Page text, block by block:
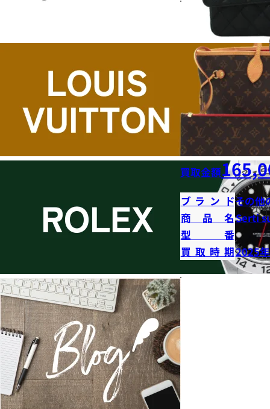
買取金額
ブランドその他
商品名Serti
型番
買取時期2025